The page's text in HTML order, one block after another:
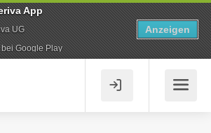
App
UG
Google Play
Anzeigen